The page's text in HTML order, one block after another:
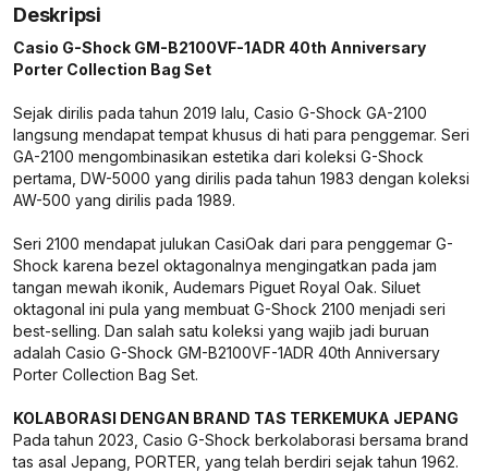
Deskripsi
Casio G-Shock GM-B2100VF-1ADR 40th Anniversary
Porter Collection Bag Set
Sejak dirilis pada tahun 2019 lalu, Casio G-Shock GA-2100
langsung mendapat tempat khusus di hati para penggemar. Seri
GA-2100 mengombinasikan estetika dari koleksi G-Shock
pertama, DW-5000 yang dirilis pada tahun 1983 dengan koleksi
AW-500 yang dirilis pada 1989.
Seri 2100 mendapat julukan CasiOak dari para penggemar G-
Shock karena bezel oktagonalnya mengingatkan pada jam
tangan mewah ikonik, Audemars Piguet Royal Oak. Siluet
oktagonal ini pula yang membuat G-Shock 2100 menjadi seri
best-selling. Dan salah satu koleksi yang wajib jadi buruan
adalah Casio G-Shock GM-B2100VF-1ADR 40th Anniversary
Porter Collection Bag Set.
KOLABORASI DENGAN BRAND TAS TERKEMUKA JEPANG
Pada tahun 2023, Casio G-Shock berkolaborasi bersama brand
tas asal Jepang, PORTER, yang telah berdiri sejak tahun 1962.